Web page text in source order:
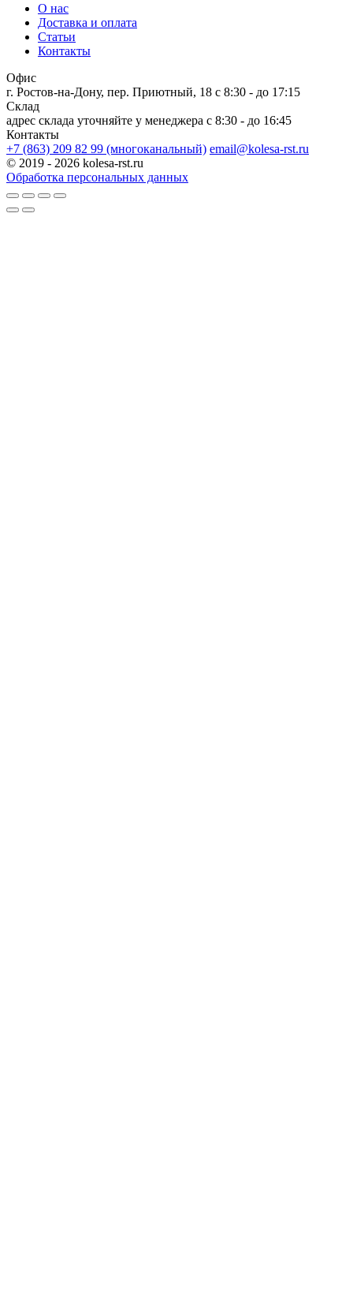
О нас
Доставка и оплата
Статьи
Контакты
Офис
г. Ростов-на-Дону, пер. Приютный, 18 c 8:30 - до 17:15
Склад
адрес склада уточняйте у менеджера c 8:30 - до 16:45
Контакты
+7 (863) 209 82 99 (многоканальный) email@kolesa-rst.ru
© 2019 - 2026 kolesa-rst.ru
Обработка персональных данных